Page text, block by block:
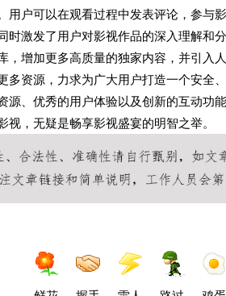
用户可以在观看过程中发表评论，参与
激发了用户对影视作品的深入理解和分
，增加更多高质量的独家内容，并引入
资源，力求为广大用户打造一个安全
、优秀的用户体验以及创新的互动功
，无疑是畅享影视盛宴的明智之举。